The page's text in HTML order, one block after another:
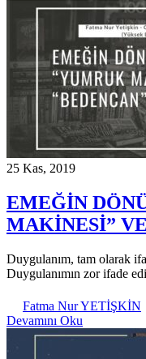
25 Kas, 2019
EMEĞİN
MAKİNESİ”
Duygulanım, tam olarak
Duygulanımın zor ifade
Fatma Nur YETİŞKİN
Devamını Oku